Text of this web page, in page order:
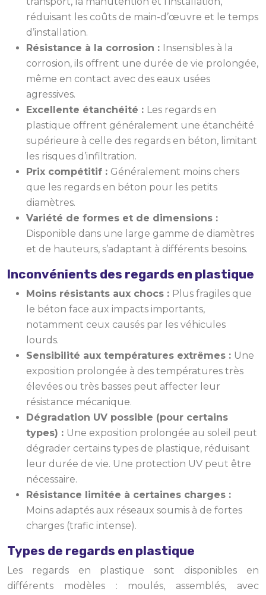
réduisant les coûts de main-d’œuvre et le temps
d’installation.
Résistance à la corrosion :
Insensibles à la
corrosion, ils offrent une durée de vie prolongée,
même en contact avec des eaux usées
agressives.
Excellente étanchéité : Les regards en
plastique offrent généralement une étanchéité
supérieure à celle des regards en béton, limitant
les risques d’infiltration.
Prix compétitif : Généralement moins chers
que les regards en béton pour les petits
diamètres.
Variété de formes et de dimensions :
Disponible dans une large gamme de diamètres
et de hauteurs, s’adaptant à différents besoins.
Inconvénients des regards en plastique
Moins résistants aux chocs : Plus fragiles que
le béton face aux impacts importants,
notamment ceux causés par les véhicules
lourds.
Sensibilité aux températures extrêmes : Une
exposition prolongée à des températures très
élevées ou très basses peut affecter leur
résistance mécanique.
Dégradation UV possible (pour certains
types) : Une exposition prolongée au soleil peut
dégrader certains types de plastique, réduisant
leur durée de vie. Une protection UV peut être
nécessaire.
Résistance limitée à certaines charges :
Moins adaptés aux réseaux soumis à de fortes
charges (trafic intense).
Types de regards en plastique
Les regards en plastique sont disponibles en
différents modèles : moulés, assemblés, avec